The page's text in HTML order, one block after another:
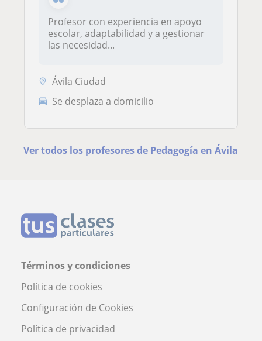
Profesor con experiencia en apoyo
escolar, adaptabilidad y a gestionar
las necesidad...
Ávila Ciudad
Se desplaza a domicilio
Ver todos los profesores de Pedagogía en Ávila
Términos y condiciones
Política de cookies
Configuración de Cookies
Política de privacidad